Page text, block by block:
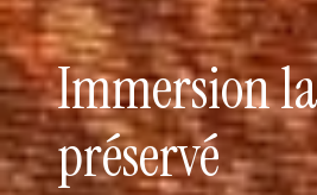
Immersion
préservé